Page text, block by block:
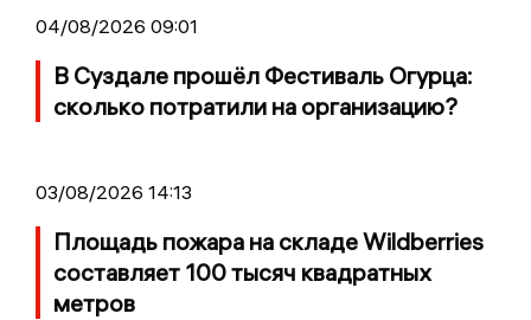
04/08/2026 09:01
В Суздале прошёл Фестиваль Огурца:
сколько потратили на организацию?
03/08/2026 14:13
Площадь пожара на складе Wildberries
составляет 100 тысяч квадратных
метров